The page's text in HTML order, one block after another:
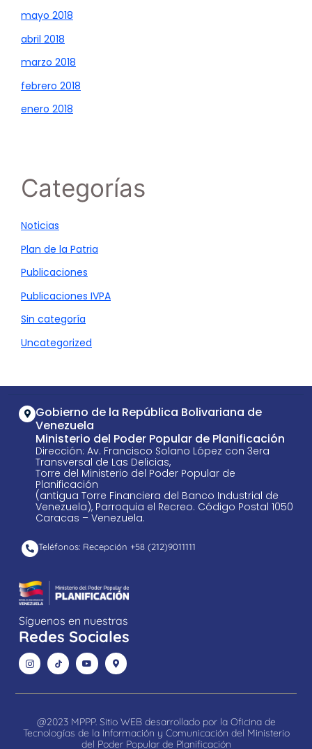
mayo 2018
abril 2018
marzo 2018
febrero 2018
enero 2018
Categorías
Noticias
Plan de la Patria
Publicaciones
Publicaciones IVPA
Sin categoría
Uncategorized
Gobierno de la República Bolivariana de
Venezuela
Ministerio del Poder Popular de Planificación
Dirección: Av. Francisco Solano López con 3era
Transversal de Las Delicias,
Torre del Ministerio del Poder Popular de
Planificación
(antigua Torre Financiera del Banco Industrial de
Venezuela), Parroquia el Recreo. Código Postal 1050
Caracas – Venezuela.
Teléfonos: Recepción +58 ​(212)9011111
Síguenos en nuestras
Redes Sociales
@2023 MPPP. Sitio WEB desarrollado por la Oficina de
Tecnologías de la Información y Comunicación del Ministerio
del Poder Popular de Planificación